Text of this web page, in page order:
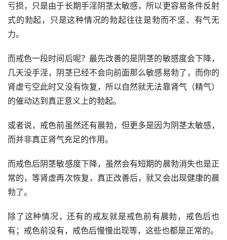
亏损，只是由于长期手淫阴茎太敏感，所以更容易条件反射
式的勃起，只是这种情况的勃起往往是勃而不坚、有气无
力。
而戒色一段时间后呢？最先改善的是阴茎的敏感度会下降，
几天没手淫，阴茎已经不会向前面那么敏感易勃了，而你的
肾虚亏空此时又没有恢复，所以自然就无法靠肾气（精气）
的催动达到真正意义上的勃起。
或者说，戒色前虽然还有晨勃，但更多是因为阴茎太敏感，
而并非真正肾气充足的作用。
而戒色后阴茎敏感度下降，虽然会有短期的晨勃消失也是正
常的，等肾虚再次恢复，真正改善后，就又会出现健康的晨
勃了。
除了这种情况，还有的戒友就是戒色前有晨勃，戒色后也
有；戒色前没有，戒色后慢慢出现等，这些也都是正常的。